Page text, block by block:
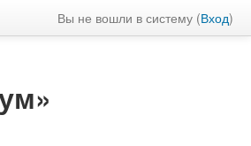
Вы не вошли в систему (Вход)